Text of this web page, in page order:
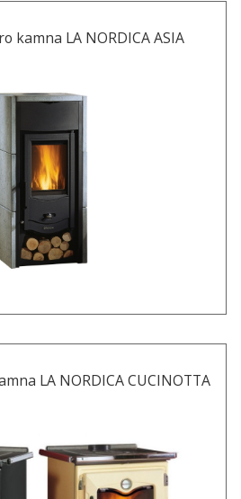
kamna LA NORDICA ASIA
LA NORDICA CUCINOTTA